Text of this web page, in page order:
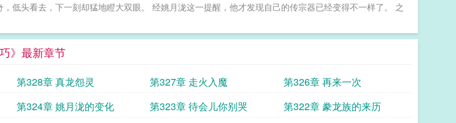
低头看去，下一刻却猛地瞪大双眼。 经姚月泷这一提醒，他才发现自己的传宗器已经变得不一样了。 之
》最新章节
第328章 真龙怨灵 第327章 走火入魔
第326章 再来一次
第324章 姚月泷的变化 第323章 待会儿你别哭
第322章 豢龙族的来历